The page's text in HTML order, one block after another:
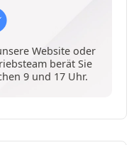
Website oder
berät Sie
9 und 17 Uhr.